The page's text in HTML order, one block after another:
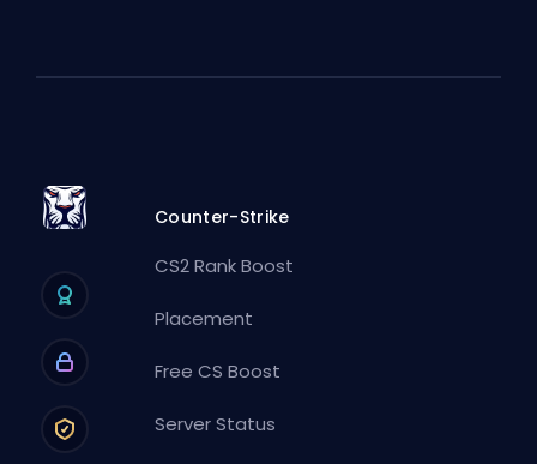
Counter-Strike
CS2 Rank Boost
Placement
Free CS Boost
Server Status